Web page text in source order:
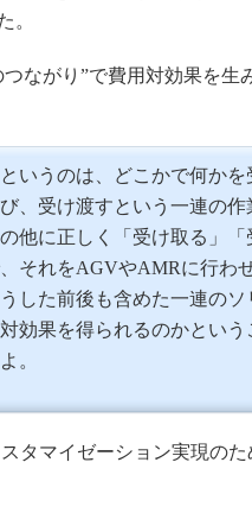
。
ながり”で費用対効果を生
いうのは、どこかで何かを
、受け渡すという一連の作
他に正しく「受け取る」「
それをAGVやAMRに行わ
した前後も含めた一連のソ
効果を得られるのかという
。
タマイゼーション実現のた